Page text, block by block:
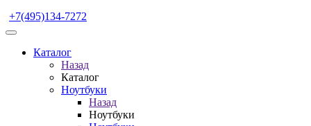
+7(495)134-7272
Каталог
Назад
Каталог
Ноутбуки
Назад
Ноутбуки